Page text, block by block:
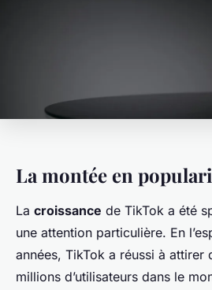
La montée en
La croissance de TikTok a été
une attention particulière. En
années, TikTok a réussi à attirer
millions d’utilisateurs dans le